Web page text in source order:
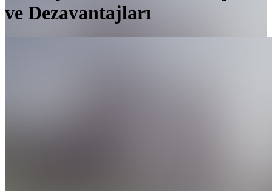
ve Dezavantajları